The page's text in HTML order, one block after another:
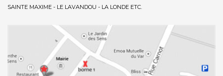
SAINTE MAXIME - LE LAVANDOU - LA LONDE ETC.